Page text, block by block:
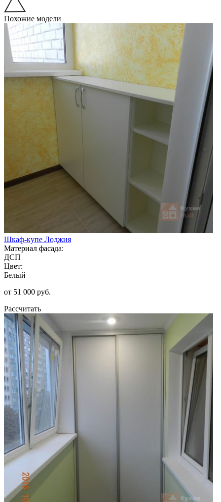
Похожие модели
Шкаф-купе Лоджия
Материал фасада:
ДСП
Цвет:
Белый
от 51 000 руб.
Рассчитать